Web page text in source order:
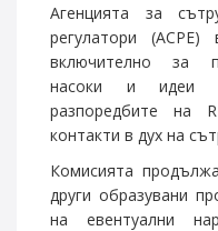
Агенцията за
регулатори (АСРЕ)
включително за
насоки и идеи
разпоредбите на
контакти в дух на
Комисията
други образувани
на евентуални